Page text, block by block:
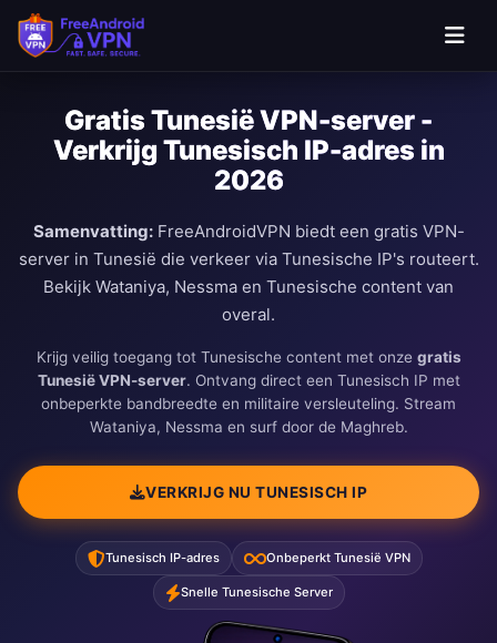
Ga naar hoofdinhoud
Gratis Tunesië VPN-server -
Verkrijg Tunesisch IP-adres in
2026
Samenvatting:FreeAndroidVPN biedt een gratis VPN-
server in Tunesië die verkeer via Tunesische IP's routeert.
Bekijk Wataniya, Nessma en Tunesische content van
overal.
Krijg veilig toegang tot Tunesische content met onze gratis
Tunesië VPN-server. Ontvang direct een Tunesisch IP met
onbeperkte bandbreedte en militaire versleuteling. Stream
Wataniya, Nessma en surf door de Maghreb.
VERKRIJG NU TUNESISCH IP
Tunesisch IP-adres Onbeperkt Tunesië VPN
Snelle Tunesische Server